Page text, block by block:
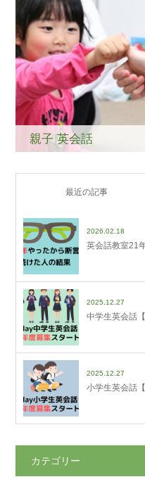
親子 英会話
最近の記事
2026.02.18
英会話教室21
2025.12.27
中学生英会話
2025.12.27
小学生英会話
カテゴリー